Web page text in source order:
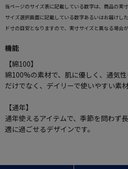
当ページのサイズ表に記載している数字は、商品の実
サイズ選択画面に記載している数字あるいはお届けし
ド寸の目安となりますので、実寸サイズと異なる場合が
機能
【綿100】
綿100%の素材で、肌に優しく、通気
だけでなく、デイリーで使いやすい素材
【通年】
通年使えるアイテムで、季節を問わず
適に過ごせるデザインです。